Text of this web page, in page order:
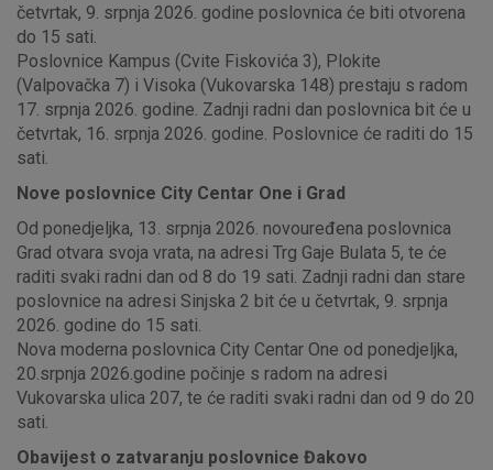
četvrtak, 9. srpnja 2026. godine poslovnica će biti otvorena
do 15 sati.
Poslovnice Kampus (Cvite Fiskovića 3), Plokite
(Valpovačka 7) i Visoka (Vukovarska 148) prestaju s radom
17. srpnja 2026. godine. Zadnji radni dan poslovnica bit će u
četvrtak, 16. srpnja 2026. godine. Poslovnice će raditi do 15
sati.
Nove poslovnice City Centar One i Grad
Od ponedjeljka, 13. srpnja 2026. novouređena poslovnica
Grad otvara svoja vrata, na adresi Trg Gaje Bulata 5, te će
raditi svaki radni dan od 8 do 19 sati. Zadnji radni dan stare
poslovnice na adresi Sinjska 2 bit će u četvrtak, 9. srpnja
2026. godine do 15 sati.
Nova moderna poslovnica City Centar One od ponedjeljka,
20.srpnja 2026.godine počinje s radom na adresi
Vukovarska ulica 207, te će raditi svaki radni dan od 9 do 20
sati.
Obavijest o zatvaranju poslovnice Đakovo